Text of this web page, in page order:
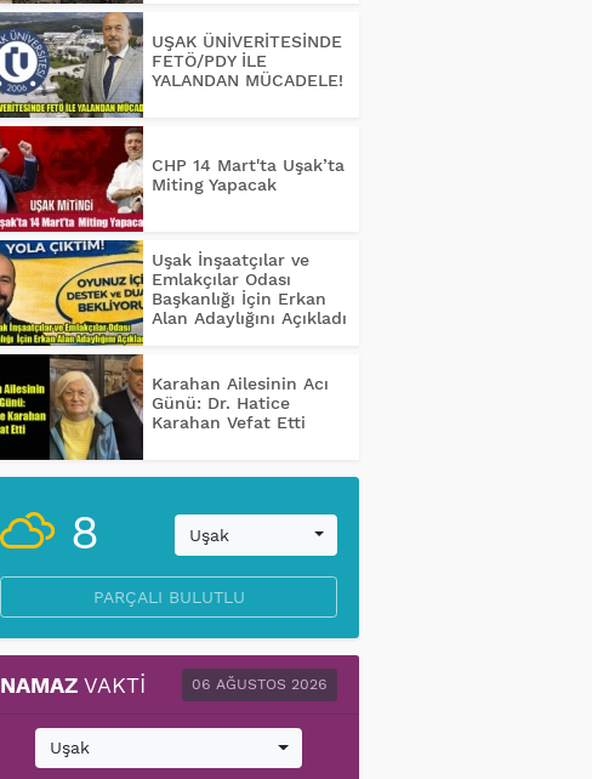
UŞAK ÜNİVERİTESİNDE
FETÖ/PDY İLE
YALANDAN MÜCADELE!
CHP 14 Mart'ta Uşak’ta
Miting Yapacak
Uşak İnşaatçılar ve
Emlakçılar Odası
Başkanlığı İçin Erkan
Alan Adaylığını Açıkladı
Karahan Ailesinin Acı
Günü: Dr. Hatice
Karahan Vefat Etti
8 Uşak
PARÇALI BULUTLU
NAMAZ VAKTI 06 AĞUSTOS 2026
Uşak